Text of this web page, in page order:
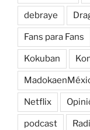
debraye
Fans para Fans
Kokuban
Netflix
podcast